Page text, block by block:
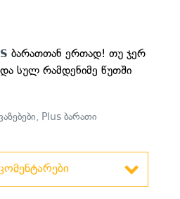
ბარათთან ერთად! თუ ჯერ
და სულ რამდენიმე წუთში
, Plus ბარათი